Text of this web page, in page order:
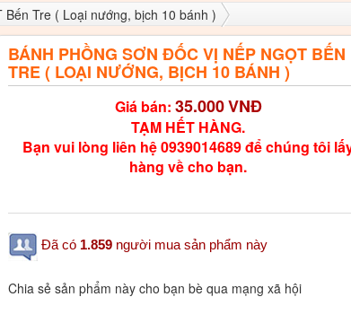
Tre ( Loại nướng, bịch 10 bánh )
BÁNH PHỒNG SƠN ĐỐC VỊ NẾP NGỌT BẾN
TRE ( LOẠI NƯỚNG, BỊCH 10 BÁNH )
Giá bán: 35.000VNĐ
TẠM HẾT HÀNG.
Bạn vui lòng liên hệ 0939014689 để chúng tôi
hàng về cho bạn.
Đã có 1.859người mua sản phẩm này
Chia sẻ sản phẩm này cho bạn bè qua mạng xã hội